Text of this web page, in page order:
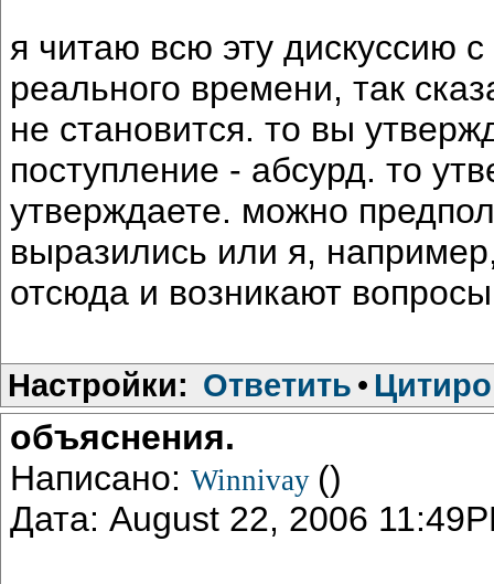
я читаю всю эту дискуссию
реального времени, так
не становится. то вы
поступление - абсурд. то
утверждаете. можно
выразились или я,
отсюда и возникают
Настройки: Ответить •
объяснения.
Написано: Winnivay ()
Дата: August 22, 2006